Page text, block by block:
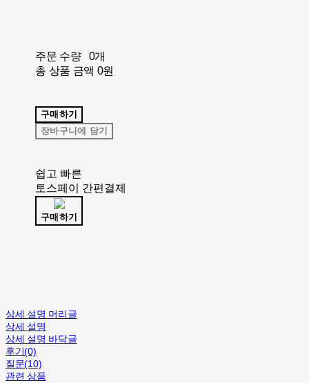
주문 수량
0개
총 상품 금액 0원
구매하기
장바구니에 담기
쉽고 빠른
토스페이 간편결제
구매하기
상세 설명 머리글
상세 설명
상세 설명 바닥글
후기(0)
질문(10)
관련 상품